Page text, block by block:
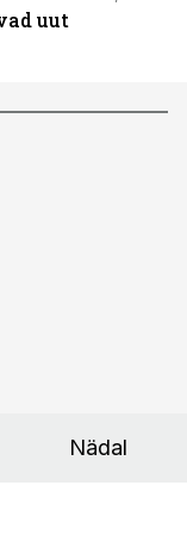
uut
Nädal